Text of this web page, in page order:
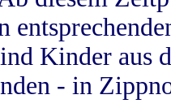
Kinder aus
- in